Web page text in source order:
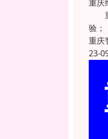
重庆
重
验；
重庆
23-